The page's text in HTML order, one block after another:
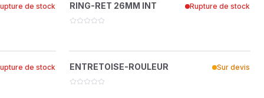
de stock
64144-40
RING-RET 26MM INT Rupture de stock
de stock
?
2720685
ENTRETOISE-ROULEUR Sur devis